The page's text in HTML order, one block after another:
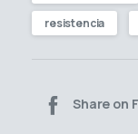
resistencia
Share on